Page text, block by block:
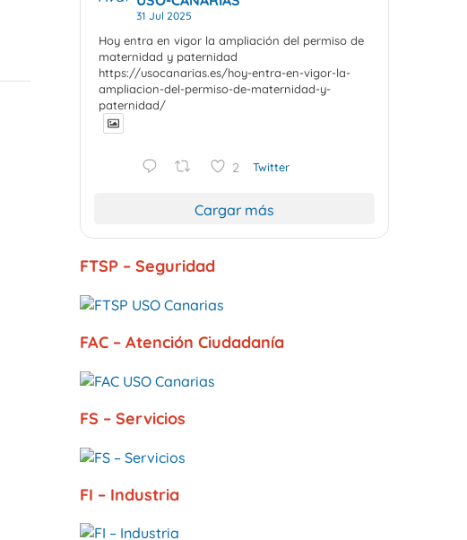
31 Jul 2025
Hoy entra en vigor la ampliación del permiso de
maternidad y paternidad
https://usocanarias.es/hoy-entra-en-vigor-la-
ampliacion-del-permiso-de-maternidad-y-
paternidad/
2 Twitter
Cargar más
FTSP – Seguridad
FAC – Atención Ciudadanía
FS – Servicios
FI – Industria